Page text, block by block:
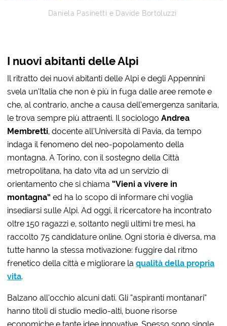
Daniela Pasinetti e Davide Bortoluzzi
I nuovi abitanti delle Alpi
Il ritratto dei nuovi abitanti delle Alpi e degli Appennini
svela un’Italia che non è più in fuga dalle aree remote e
che, al contrario, anche a causa dell’emergenza sanitaria,
le trova sempre più attraenti. Il sociologoAndrea
Membretti, docente all’Università di Pavia, da tempo
indaga il fenomeno del neo-popolamento della
montagna. A Torino, con il sostegno della Città
metropolitana, ha dato vita ad un servizio di
orientamento che si chiama“Vieni a vivere in
montagna” ed ha lo scopo di informare chi voglia
insediarsi sulle Alpi. Ad oggi, il ricercatore ha incontrato
oltre 150 ragazzi e, soltanto negli ultimi tre mesi, ha
raccolto 75 candidature online. Ogni storia è diversa, ma
tutte hanno la stessa motivazione: fuggire dal ritmo
frenetico della città e migliorare laqualità della propria
vita.
Balzano all’occhio alcuni dati. Gli “aspiranti montanari”
hanno titoli di studio medio-alti, buone risorse
economiche e tante idee innovative. Spesso sono single,